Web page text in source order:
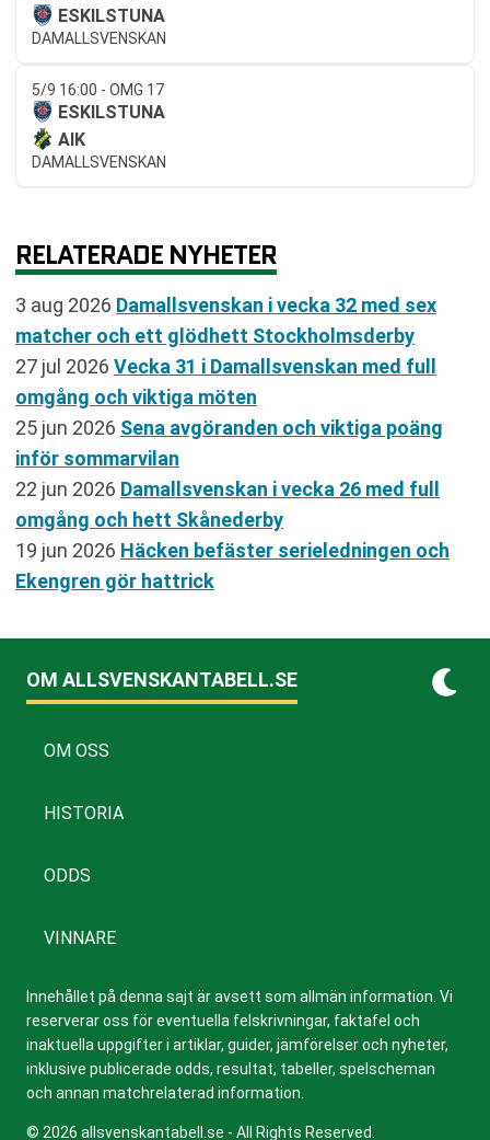
ESKILSTUNA
DAMALLSVENSKAN
5/9 16:00 - OMG 17
ESKILSTUNA
AIK
DAMALLSVENSKAN
RELATERADE NYHETER
3 aug 2026 Damallsvenskan i vecka 32 med sex
matcher och ett glödhett Stockholmsderby
27 jul 2026 Vecka 31 i Damallsvenskan med full
omgång och viktiga möten
25 jun 2026 Sena avgöranden och viktiga poäng
inför sommarvilan
22 jun 2026 Damallsvenskan i vecka 26 med full
omgång och hett Skånederby
19 jun 2026 Häcken befäster serieledningen och
Ekengren gör hattrick
OM ALLSVENSKANTABELL.SE
OM OSS
HISTORIA
ODDS
VINNARE
Innehållet på denna sajt är avsett som allmän information. Vi
reserverar oss för eventuella felskrivningar, faktafel och
inaktuella uppgifter i artiklar, guider, jämförelser och nyheter,
inklusive publicerade odds, resultat, tabeller, spelscheman
och annan matchrelaterad information.
© 2026 allsvenskantabell.se - All Rights Reserved.